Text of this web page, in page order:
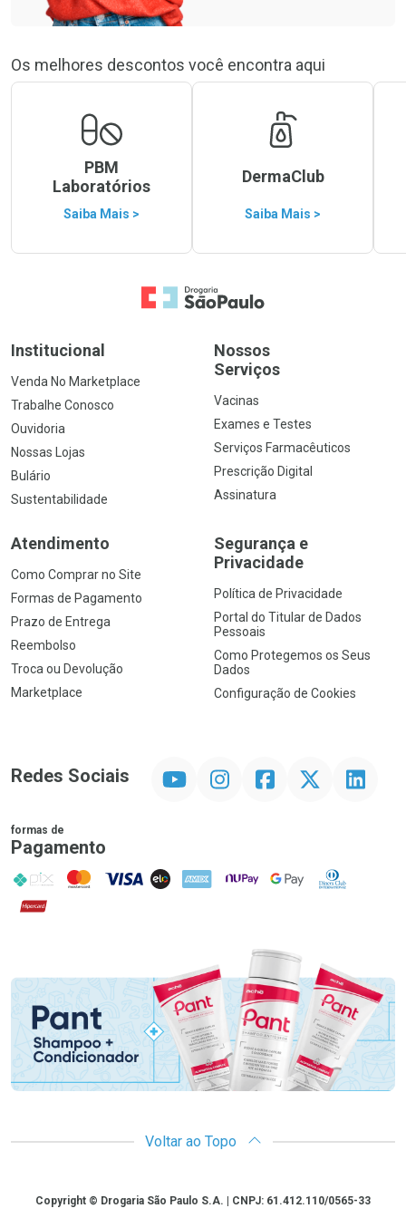
Os melhores descontos você encontra aqui
PBM
Laboratórios
Saiba Mais >
DermaClub
Saiba Mais >
Ir para a Home
Institucional
Venda No Marketplace
Trabalhe Conosco
Ouvidoria
Nossas Lojas
Bulário
Sustentabilidade
Nossos
Serviços
Vacinas
Exames e Testes
Serviços Farmacêuticos
Prescrição Digital
Assinatura
Atendimento
Como Comprar no Site
Formas de Pagamento
Prazo de Entrega
Reembolso
Troca ou Devolução
Marketplace
Segurança e
Privacidade
Política de Privacidade
Portal do Titular de Dados
Pessoais
Como Protegemos os Seus
Dados
Configuração de Cookies
Redes Sociais InstagramFacebookTwitter Linkedin
formas de
Pagamento
PIX MasterCard
VISA ELO AMEX NuPay Google PayDiners Club
Hipercard
Voltar ao Topo
CopyrightCopyright © Drogaria São Paulo S.A. | CNPJ: 61.412.110/0565-33